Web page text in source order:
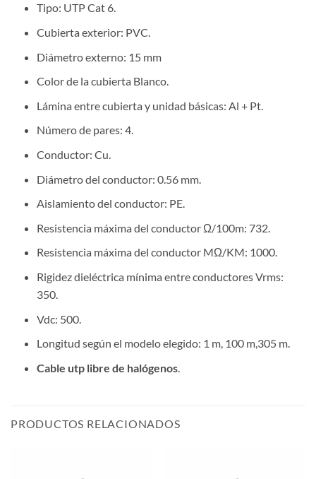
Tipo: UTP Cat 6.
Cubierta exterior: PVC.
Diámetro externo: 15 mm
Color de la cubierta Blanco.
Lámina entre cubierta y unidad básicas: Al + Pt.
Número de pares: 4.
Conductor: Cu.
Diámetro del conductor: 0.56 mm.
Aislamiento del conductor: PE.
Resistencia máxima del conductor Ω/100m: 732.
Resistencia máxima del conductor MΩ/KM: 1000.
Rigidez dieléctrica mínima entre conductores Vrms:
350.
Vdc: 500.
Longitud según el modelo elegido: 1 m, 100 m,305 m.
Cable utp libre de halógenos.
PRODUCTOS RELACIONADOS